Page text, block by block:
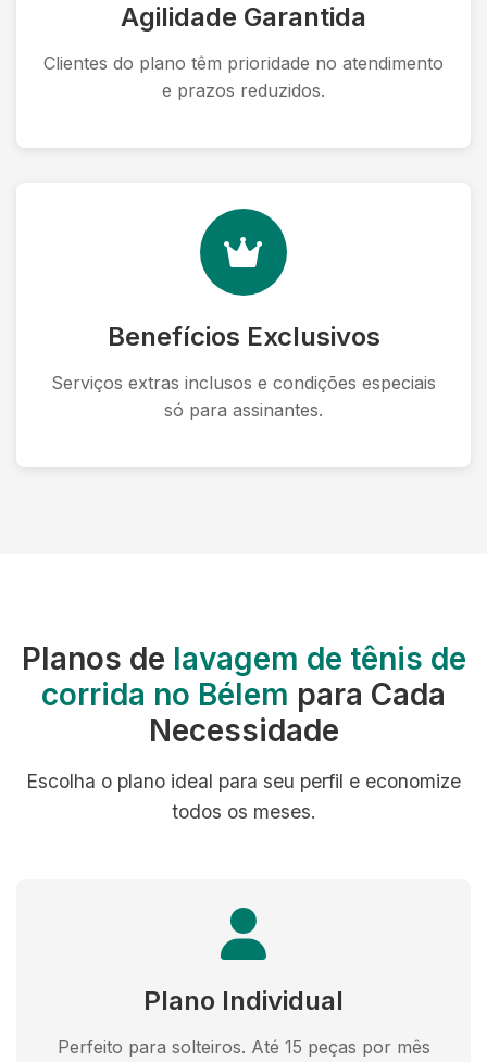
Agilidade Garantida
Clientes do plano têm prioridade no atendimento
e prazos reduzidos.
Benefícios Exclusivos
Serviços extras inclusos e condições especiais
só para assinantes.
Planos de lavagem de tênis de
corrida no Bélem para Cada
Necessidade
Escolha o plano ideal para seu perfil e economize
todos os meses.
Plano Individual
Perfeito para solteiros. Até 15 peças por mês